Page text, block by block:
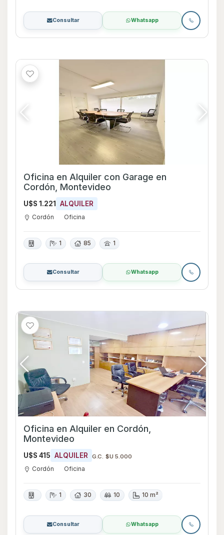
Consultar Whatsapp
Oficina en Alquiler con Garage en
Cordón, Montevideo
U$S 1.221 ALQUILER
Cordón Oficina
1 85 1
Consultar Whatsapp
Oficina en Alquiler en Cordón,
Montevideo
U$S 415 ALQUILER G.C. $U 5.000
Cordón Oficina
1 30 10 10 m²
Consultar Whatsapp